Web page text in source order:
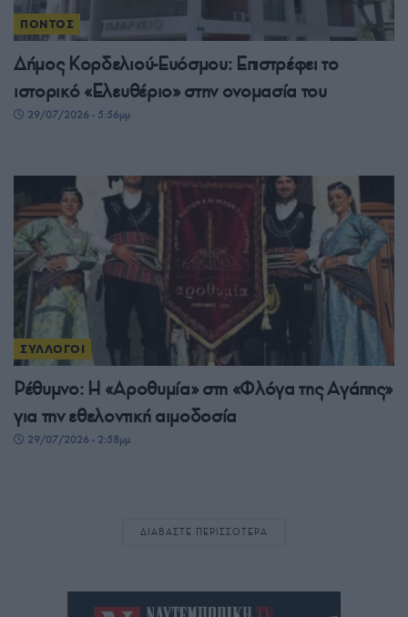
ΠΟΝΤΟΣ
Δήμος Κορδελιού-Ευόσμου: Επιστρέφει το
ιστορικό «Ελευθέριο» στην ονομασία του
29/07/2026 - 5:56μμ
ΣΥΛΛΟΓΟΙ
Ρέθυμνο: Η «Αροθυμία» στη «Φλόγα της Αγάπης»
για την εθελοντική αιμοδοσία
29/07/2026 - 2:58μμ
ΔΙΑΒΑΣΤΕ ΠΕΡΙΣΣΟΤΕΡΑ